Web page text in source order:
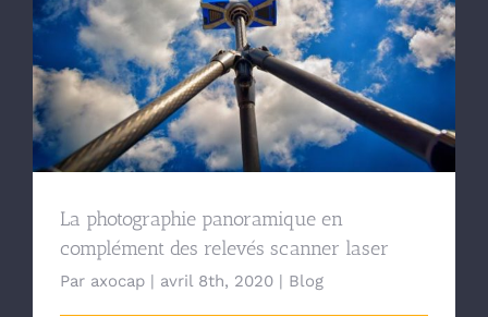
La photographie panoramique en complément des
relevés scanner laser
La photographie panoramique en
complément des relevés scanner laser
Par axocap | avril 8th, 2020 | Blog